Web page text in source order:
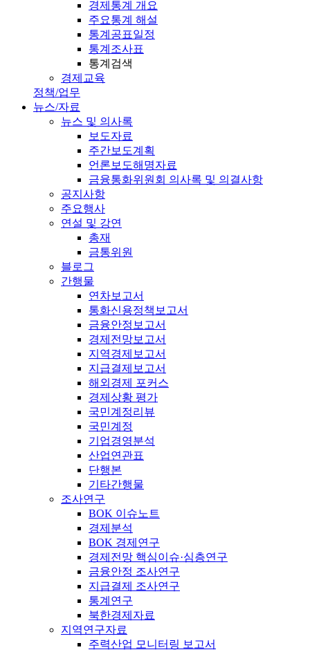
경제통계 개요
주요통계 해설
통계공표일정
통계조사표
통계검색
경제교육
정책/업무
뉴스/자료
뉴스 및 의사록
보도자료
주간보도계획
언론보도해명자료
금융통화위원회 의사록 및 의결사항
공지사항
주요행사
연설 및 강연
총재
금통위원
블로그
간행물
연차보고서
통화신용정책보고서
금융안정보고서
경제전망보고서
지역경제보고서
지급결제보고서
해외경제 포커스
경제상황 평가
국민계정리뷰
국민계정
기업경영분석
산업연관표
단행본
기타간행물
조사연구
BOK 이슈노트
경제분석
BOK 경제연구
경제전망 핵심이슈·심층연구
금융안정 조사연구
지급결제 조사연구
통계연구
북한경제자료
지역연구자료
주력산업 모니터링 보고서